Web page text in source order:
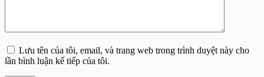
Lưu tên của tôi, email, và trang web trong trình duyệt này cho
lần bình luận kế tiếp của tôi.